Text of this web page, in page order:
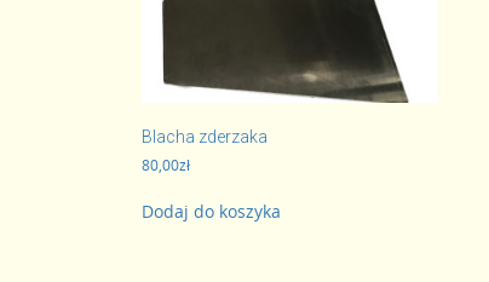
Blacha zderzaka
80,00zł
Dodaj do koszyka